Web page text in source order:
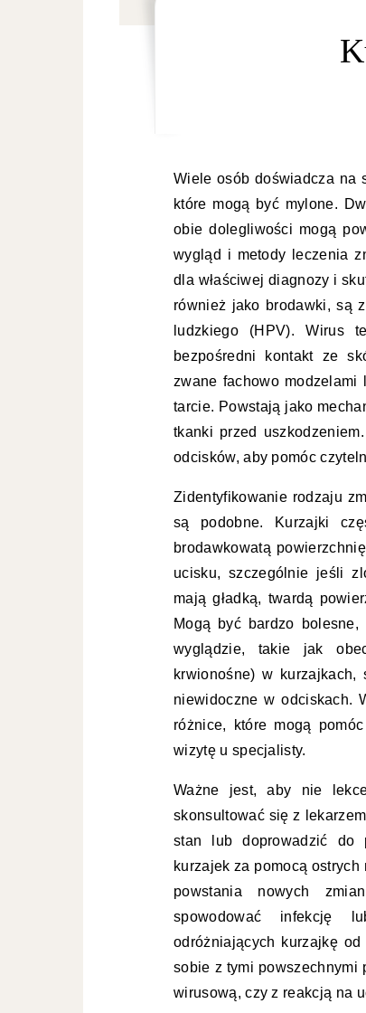
Wiele osób doświadcza na
które mogą być mylone.
obie dolegliwości mogą
wygląd i metody leczenia
dla właściwej diagnozy i
również jako brodawki, są
ludzkiego (HPV). Wirus
bezpośredni kontakt ze
zwane fachowo modzelami
tarcie. Powstają jako
tkanki przed
odcisków, aby pomóc
Zidentyfikowanie rodzaju
są podobne. Kurzajki
brodawkowatą
ucisku, szczególnie jeśli
mają gładką, twardą
Mogą być bardzo
wyglądzie, takie jak
krwionośne) w
niewidoczne w odciskach.
różnice, które mogą
wizytę u specjalisty.
Ważne jest, aby nie
skonsultować się z
stan lub doprowadzić do
kurzajek za pomocą
powstania nowych
spowodować infekcję
odróżniających kurzajkę
sobie z tymi powszechnymi
wirusową, czy z reakcją na